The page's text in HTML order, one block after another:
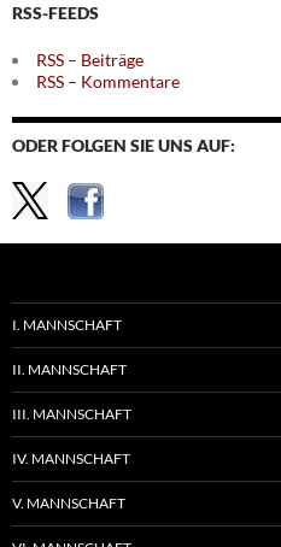
RSS-FEEDS
RSS – Beiträge
RSS – Kommentare
ODER FOLGEN SIE UNS AUF:
I. MANNSCHAFT
II. MANNSCHAFT
III. MANNSCHAFT
IV. MANNSCHAFT
V. MANNSCHAFT